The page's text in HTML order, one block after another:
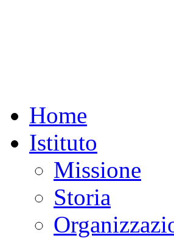
Home
Istituto
Missione
Storia